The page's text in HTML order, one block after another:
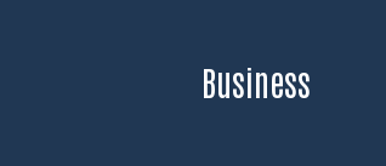
Business